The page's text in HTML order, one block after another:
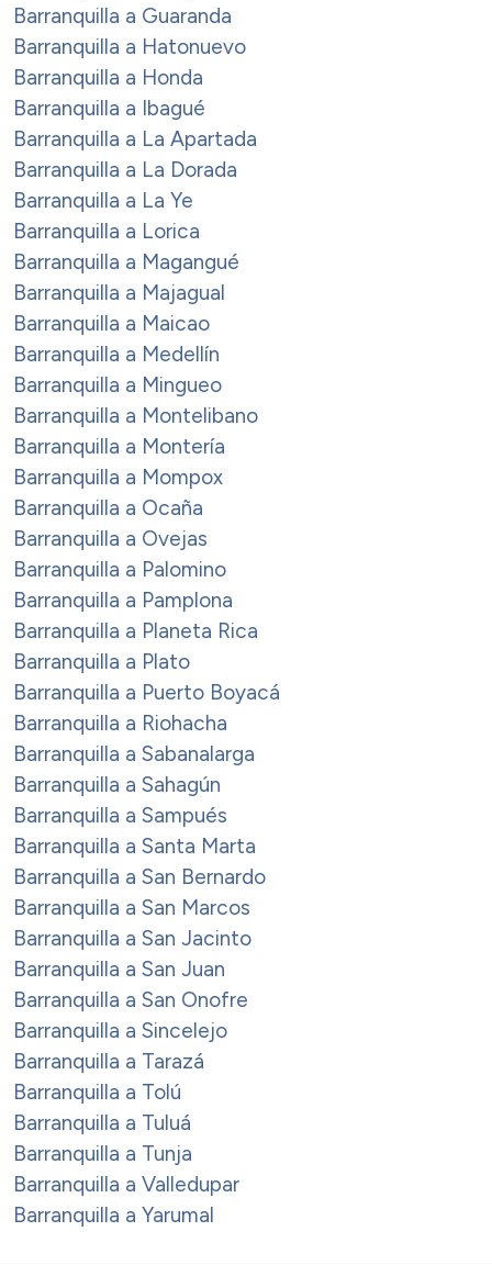
Barranquilla a Guaranda
Barranquilla a Hatonuevo
Barranquilla a Honda
Barranquilla a Ibagué
Barranquilla a La Apartada
Barranquilla a La Dorada
Barranquilla a La Ye
Barranquilla a Lorica
Barranquilla a Magangué
Barranquilla a Majagual
Barranquilla a Maicao
Barranquilla a Medellín
Barranquilla a Mingueo
Barranquilla a Montelibano
Barranquilla a Montería
Barranquilla a Mompox
Barranquilla a Ocaña
Barranquilla a Ovejas
Barranquilla a Palomino
Barranquilla a Pamplona
Barranquilla a Planeta Rica
Barranquilla a Plato
Barranquilla a Puerto Boyacá
Barranquilla a Riohacha
Barranquilla a Sabanalarga
Barranquilla a Sahagún
Barranquilla a Sampués
Barranquilla a Santa Marta
Barranquilla a San Bernardo
Barranquilla a San Marcos
Barranquilla a San Jacinto
Barranquilla a San Juan
Barranquilla a San Onofre
Barranquilla a Sincelejo
Barranquilla a Tarazá
Barranquilla a Tolú
Barranquilla a Tuluá
Barranquilla a Tunja
Barranquilla a Valledupar
Barranquilla a Yarumal